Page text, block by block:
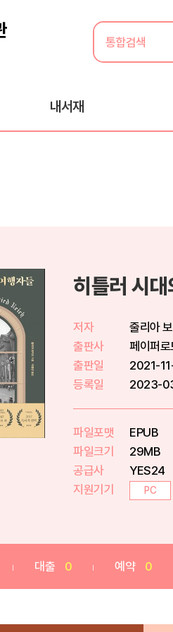
내서재
히틀러 시
저자
줄리아
출판사
페이퍼로
출판일
2021-
등록일
2023-
파일포맷
EPUB
파일크기
29MB
공급사
YES24
지원기기
PC
대출 0 예약 0